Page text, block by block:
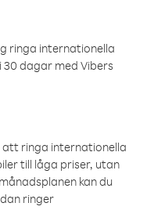
ringa internationella
dagar med Vibers
att ringa internationella
till låga priser, utan
kan du
ringer